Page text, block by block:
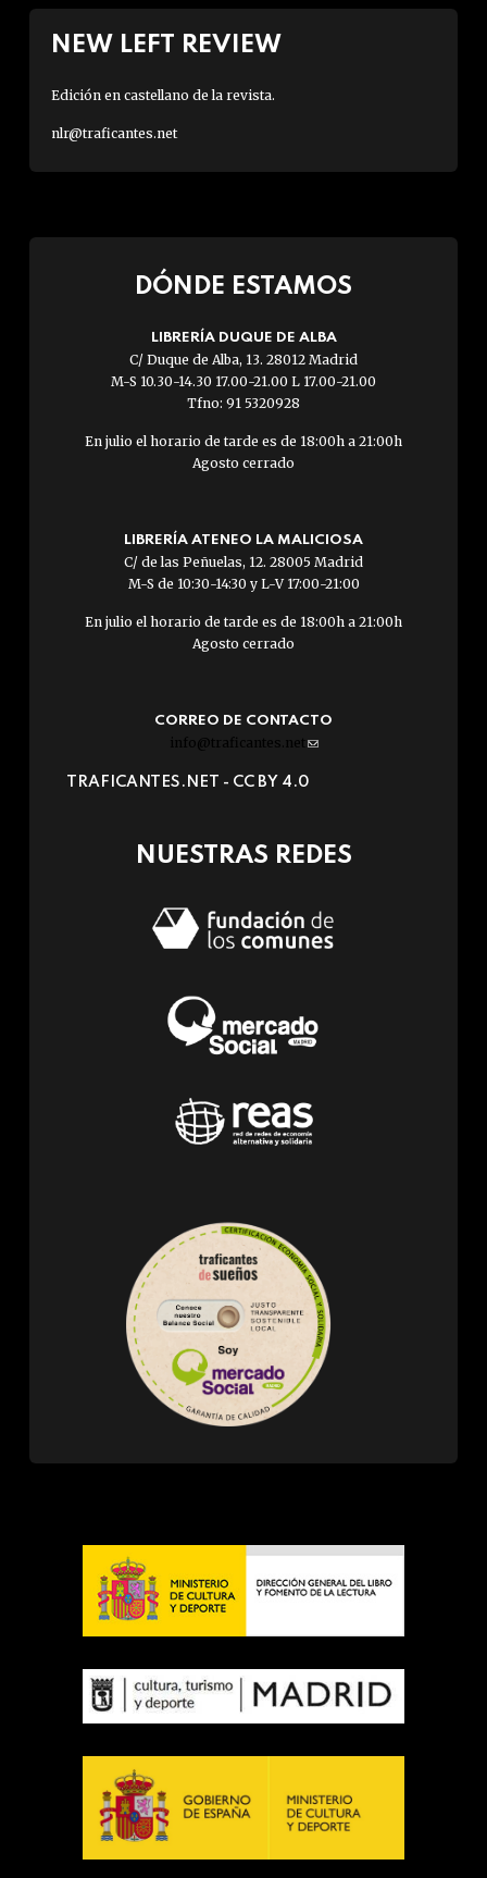
NEW LEFT REVIEW
Edición en castellano de la revista.
nlr@traficantes.net
DÓNDE ESTAMOS
LIBRERÍA DUQUE DE ALBA
C/ Duque de Alba, 13. 28012 Madrid
M-S 10.30-14.30 17.00-21.00 L 17.00-21.00
Tfno: 91 5320928
En julio el horario de tarde es de 18:00h a 21:00h
Agosto cerrado
LIBRERÍA ATENEO LA MALICIOSA
C/ de las Peñuelas, 12. 28005 Madrid
M-S de 10:30-14:30 y L-V 17:00-21:00
En julio el horario de tarde es de 18:00h a 21:00h
Agosto cerrado
CORREO DE CONTACTO
info@traficantes.net (link
e-
TRAFICANTES.NET - CC BY 4.0
NUESTRAS REDES